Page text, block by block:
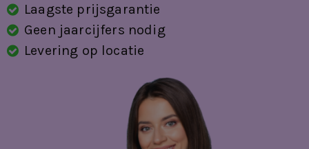
Laagste prijsgarantie
Geen jaarcijfers nodig
Levering op locatie